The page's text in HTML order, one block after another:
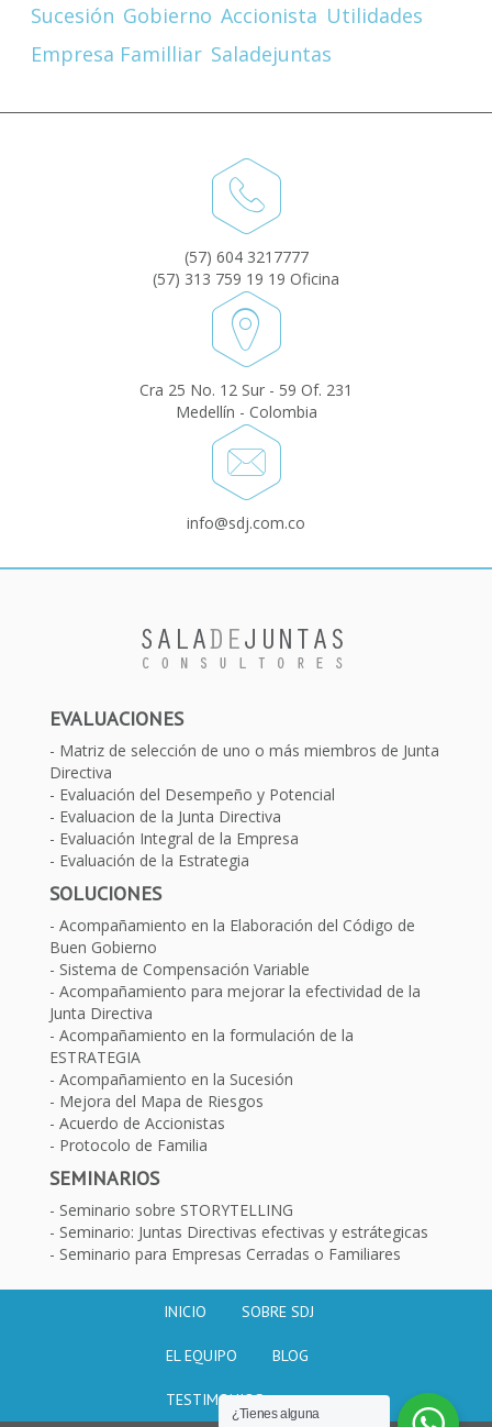
Sucesión Gobierno Accionista Utilidades
Empresa Familliar Saladejuntas
(57) 604 3217777
(57) 313 759 19 19 Oficina
Cra 25 No. 12 Sur - 59 Of. 231
Medellín - Colombia
info@sdj.com.co
EVALUACIONES
Matriz de selección de uno o más miembros de Junta
Directiva
Evaluación del Desempeño y Potencial
Evaluacion de la Junta Directiva
Evaluación Integral de la Empresa
Evaluación de la Estrategia
SOLUCIONES
Acompañamiento en la Elaboración del Código de
Buen Gobierno
Sistema de Compensación Variable
Acompañamiento para mejorar la efectividad de la
Junta Directiva
Acompañamiento en la formulación de la
ESTRATEGIA
Acompañamiento en la Sucesión
Mejora del Mapa de Riesgos
Acuerdo de Accionistas
Protocolo de Familia
SEMINARIOS
Seminario sobre STORYTELLING
Seminario: Juntas Directivas efectivas y estrátegicas
Seminario para Empresas Cerradas o Familiares
INICIO SOBRE SDJ
EL EQUIPO BLOG
TESTIMONIOS
¿Tienes alguna